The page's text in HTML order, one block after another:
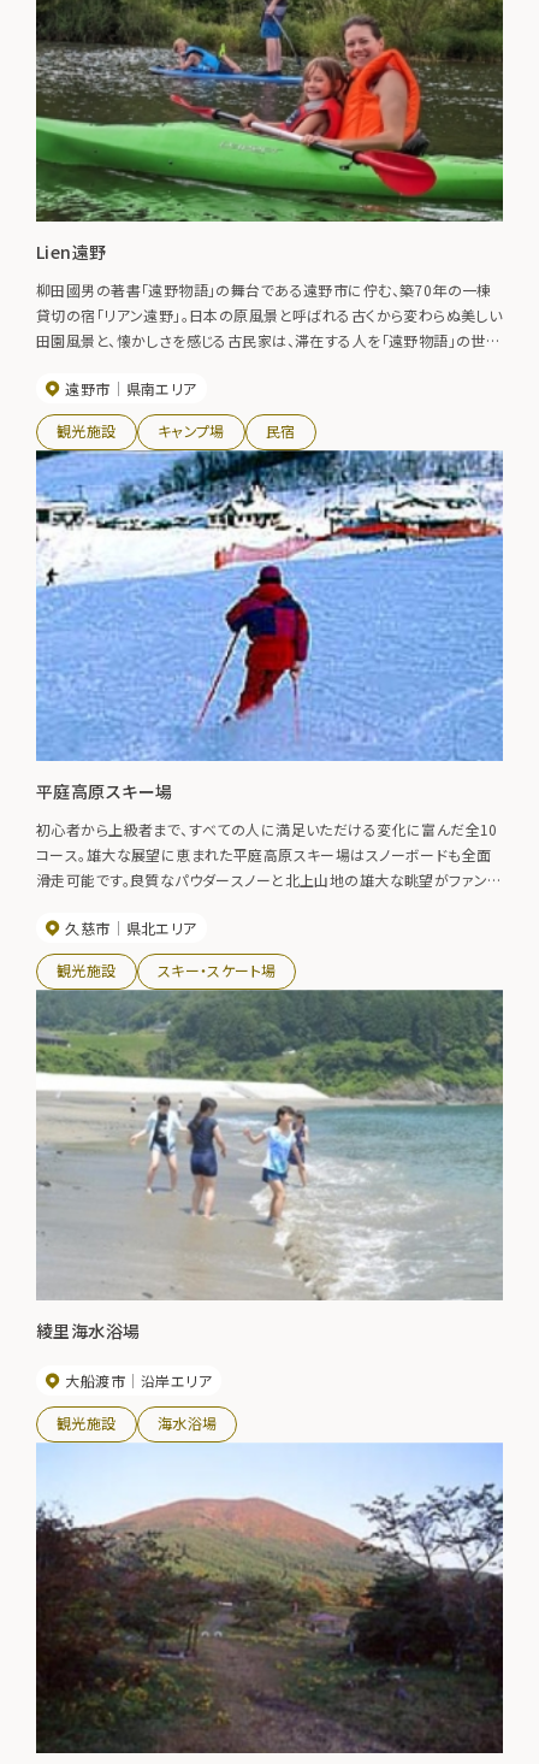
Lien遠野
柳田國男の著書「遠野物語」の舞台である遠野市に佇む、築70年の一棟
貸切の宿「リアン遠野」。日本の原風景と呼ばれる古くから変わらぬ美しい
田園風景と、懐かしさを感じる古民家は、滞在する人を「遠野物語」の世界
せんか？
遠野市 県南エリア
観光施設 キャンプ場 民宿
平庭高原スキー場
初心者から上級者まで、すべての人に満足いただける変化に富んだ全10
コース。雄大な展望に恵まれた平庭高原スキー場はスノーボードも全面
滑走可能です。良質なパウダースノーと北上山地の雄大な眺望がファンの
久慈市
県北エリア
観光施設 スキー・スケート場
綾里海水浴場
大船渡市 沿岸エリア
観光施設 海水浴場